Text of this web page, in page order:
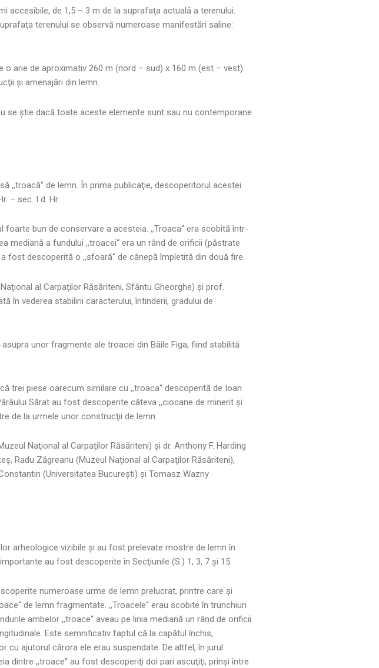
accesibile, de 1,5 – 3 m de la suprafaţa actuală a terenului.
terenului se observă numeroase manifestări saline:
arie de aproximativ 260 m (nord – sud) x 160 m (est – vest).
şi amenajări din lemn.
se ştie dacă toate aceste elemente sunt sau nu contemporane
,,troacă“ de lemn. În prima publicaţie, descoperitorul acestei
– sec. I d. Hr.
foarte bun de conservare a acesteia. ,,Troaca“ era scobită într-
mediană a fundului ,,troacei“ era un rând de orificii (păstrate
fost descoperită o ,,sfoară“ de cânepă împletită din două fire.
al Carpaţilor Răsăriteni, Sfântu Gheorghe) şi prof.
în vederea stabilirii caracterului, întinderii, gradului de
unor fragmente ale troacei din Băile Figa, fiind stabilită
trei piese oarecum similare cu ,,troaca“ descoperită de Ioan
Sărat au fost descoperite câteva ,,ciocane de minerit şi
de la urmele unor construcţii de lemn.
Naţional al Carpaţilor Răsăriteni) şi dr. Anthony F. Harding
Radu Zăgreanu (Muzeul Naţional al Carpaţilor Răsăriteni),
(Universitatea Bucureşti) şi Tomasz Wazny
arheologice vizibile şi au fost prelevate mostre de lemn în
au fost descoperite în Secţiunile (S.) 1, 3, 7 şi 15.
numeroase urme de lemn prelucrat, printre care şi
de lemn fragmentate. ,,Troacele“ erau scobite în trunchiuri
ambelor ,,troace“ aveau pe linia mediană un rând de orificii
Este semnificativ faptul că la capătul închis,
cu ajutorul cărora ele erau suspendate. De altfel, în jurul
dintre ,,troace“ au fost descoperiţi doi pari ascuţiţi, prinşi între